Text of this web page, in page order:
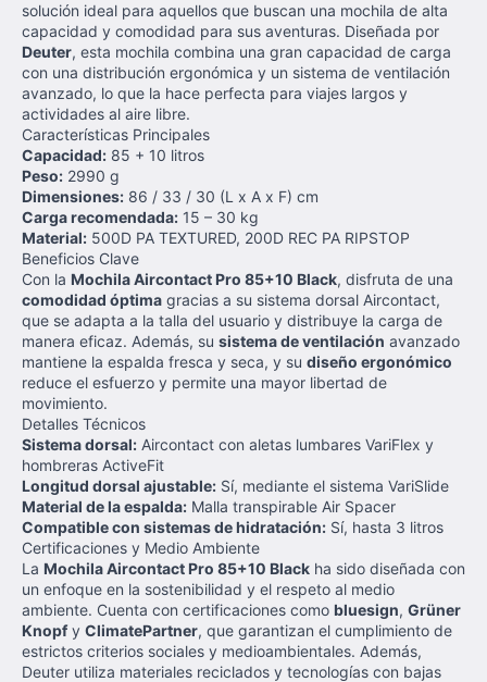
solución ideal para aquellos que buscan una mochila de alta
capacidad y comodidad para sus aventuras. Diseñada por
Deuter, esta mochila combina una gran capacidad de carga
con una distribución ergonómica y un sistema de ventilación
avanzado, lo que la hace perfecta para viajes largos y
actividades al aire libre.
Características Principales
Capacidad: 85 + 10 litros
Peso: 2990 g
Dimensiones: 86 / 33 / 30 (L x A x F) cm
Carga recomendada: 15 – 30 kg
Material: 500D PA TEXTURED, 200D REC PA RIPSTOP
Beneficios Clave
Con la Mochila Aircontact Pro 85+10 Black, disfruta de una
comodidad óptima gracias a su sistema dorsal Aircontact,
que se adapta a la talla del usuario y distribuye la carga de
manera eficaz. Además, su sistema de ventilación avanzado
mantiene la espalda fresca y seca, y su diseño ergonómico
reduce el esfuerzo y permite una mayor libertad de
movimiento.
Detalles Técnicos
Sistema dorsal: Aircontact con aletas lumbares VariFlex y
hombreras ActiveFit
Longitud dorsal ajustable: Sí, mediante el sistema VariSlide
Material de la espalda: Malla transpirable Air Spacer
Compatible con sistemas de hidratación: Sí, hasta 3 litros
Certificaciones y Medio Ambiente
La Mochila Aircontact Pro 85+10 Black ha sido diseñada con
un enfoque en la sostenibilidad y el respeto al medio
ambiente. Cuenta con certificaciones como bluesign, Grüner
Knopf y ClimatePartner, que garantizan el cumplimiento de
estrictos criterios sociales y medioambientales. Además,
Deuter utiliza materiales reciclados y tecnologías con bajas